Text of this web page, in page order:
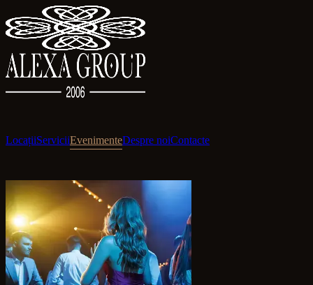
LocațiiServiciiEvenimenteDespre noiContacte